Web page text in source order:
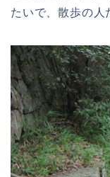
たいで、散歩の人